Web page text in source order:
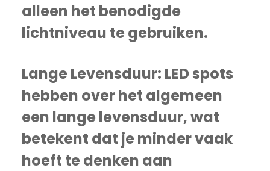
alleen het benodigde
lichtniveau te gebruiken.
Lange Levensduur: LED spots
hebben over het algemeen
een lange levensduur, wat
betekent dat je minder vaak
hoeft te denken aan